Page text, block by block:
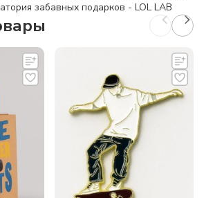
забавных подарков - LOL LAB